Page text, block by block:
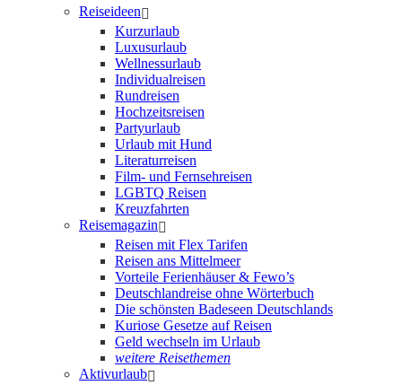
Reiseideen
Kurzurlaub
Luxusurlaub
Wellnessurlaub
Individualreisen
Rundreisen
Hochzeitsreisen
Partyurlaub
Urlaub mit Hund
Literaturreisen
Film- und Fernsehreisen
LGBTQ Reisen
Kreuzfahrten
Reisemagazin
Reisen mit Flex Tarifen
Reisen ans Mittelmeer
Vorteile Ferienhäuser & Fewo’s
Deutschlandreise ohne Wörterbuch
Die schönsten Badeseen Deutschlands
Kuriose Gesetze auf Reisen
Geld wechseln im Urlaub
weitere Reisethemen
Aktivurlaub